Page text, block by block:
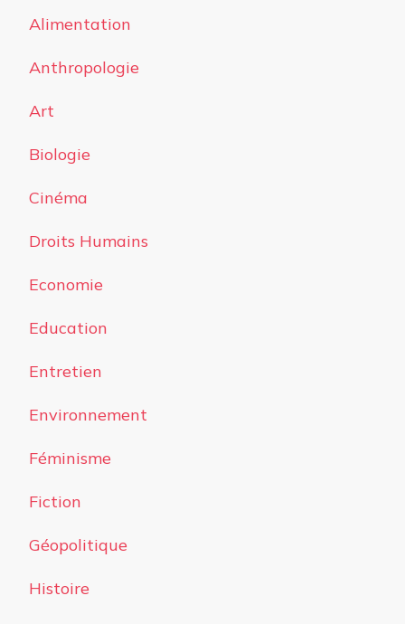
Alimentation
Anthropologie
Art
Biologie
Cinéma
Droits Humains
Economie
Education
Entretien
Environnement
Féminisme
Fiction
Géopolitique
Histoire